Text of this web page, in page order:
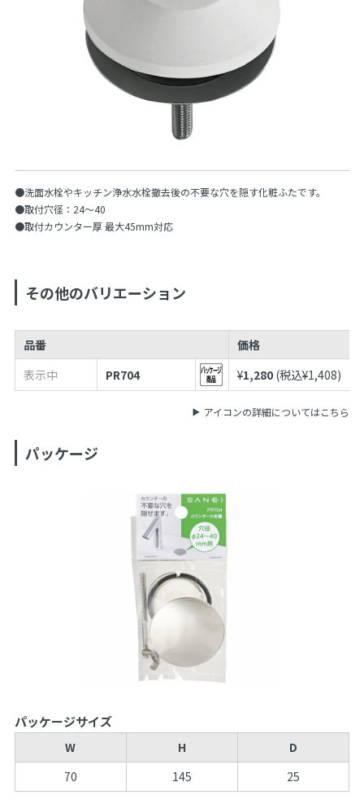
●洗面水栓やキッチン浄水水栓撤去後の不要な穴を隠す化粧ふたです。
●取付穴径：24〜40
●取付カウンター厚 最大45mm対応
その他のバリエーション
品番 価格
表示中
PR704 ¥1,280 (税込¥1,408)
アイコンの詳細についてはこちら
パッケージ
パッケージサイズ
W H
D
70
145 25